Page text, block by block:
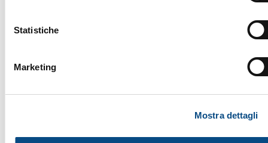
Statistiche
Marketing
Mostra dettagli